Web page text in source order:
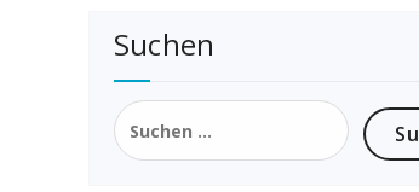
Suchen
Suchen
nach: